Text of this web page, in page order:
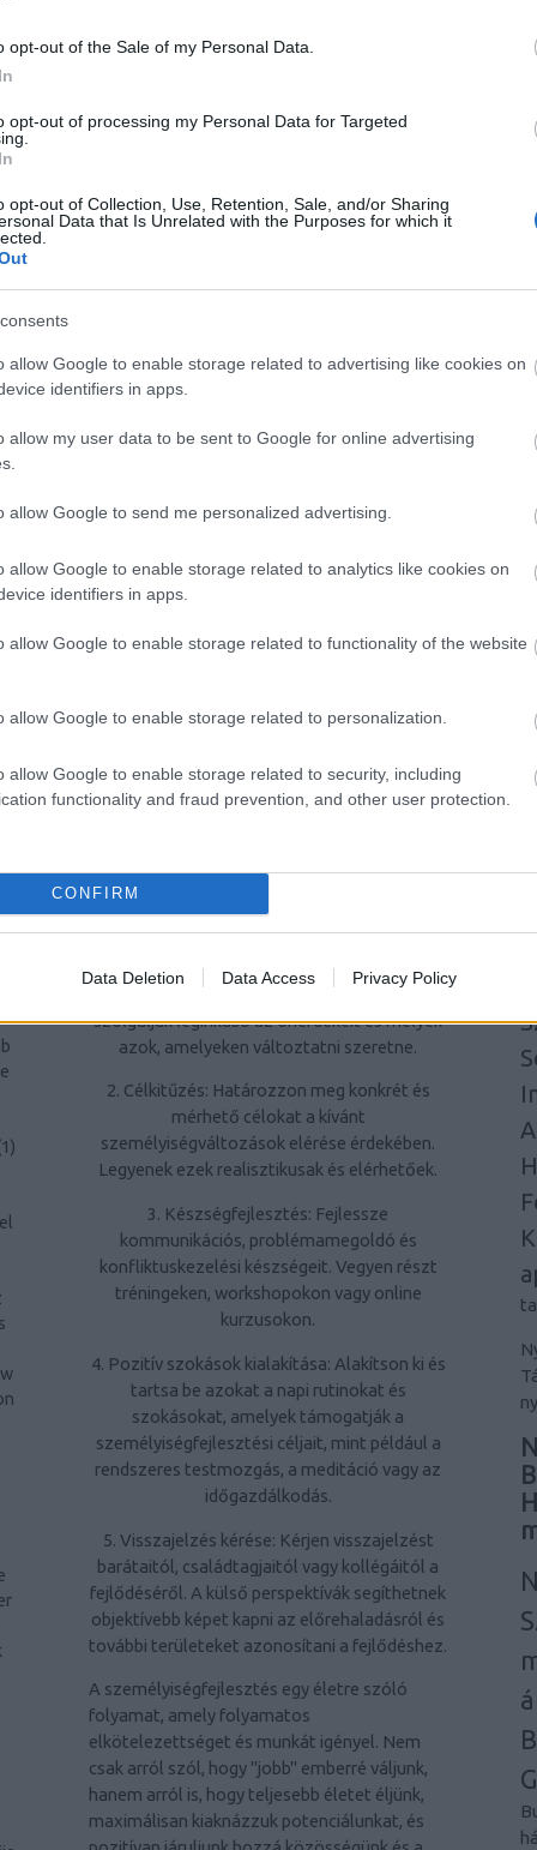
opt-out of the Sale of my Personal Data.
opt-out of processing my Personal Data for Targeted
opt-out of Collection, Use, Retention, Sale, and/or Sharing
Data that Is Unrelated with the Purposes for which it
allow Google to enable storage related to advertising like cookies on
identifiers in apps.
allow my user data to be sent to Google for online advertising
allow Google to send me personalized advertising.
allow Google to enable storage related to analytics like cookies on
identifiers in apps.
allow Google to enable storage related to functionality of the website
allow Google to enable storage related to personalization.
allow Google to enable storage related to security, including
functionality and fraud prevention, and other user protection.
CONFIRM
Data Deletion Data Access Privacy Policy
)
1)
1. Növekedett önismeret: A
saját magukat, felismerjék erősségeiket és
2. Hatékonyabb kommunikáció: A
3. Jobb stresszkezelés: A
személyiségfejlesztési technikák, mint a
elsajátítása, segíthetnek az egyéneknek
személyiségfejlesztés segít az egyéneknek
abban, hogy optimistábbak legyenek, jobban
életükhöz, ami javítja általános
5. Személyes és szakmai siker: Az önbizalom
készségek és a hatékonyabb
problémamegoldó képességek hozzájárulnak
Hogyan kezdjünk hozzá a
átgondolja saját viselkedési mintáit, értékeit
és céljait. Ismerje fel, mely személyiségjegyek
szolgálják leginkább az önérdekeit és melyek
azok, amelyeken változtatni szeretne.
2. Célkitűzés: Határozzon meg konkrét és
mérhető célokat a kívánt
személyiségváltozások elérése érdekében.
Legyenek ezek realisztikusak és elérhetőek.
3. Készségfejlesztés: Fejlessze
kommunikációs, problémamegoldó és
konfliktuskezelési készségeit. Vegyen részt
tréningeken, workshopokon vagy online
kurzusokon.
4. Pozitív szokások kialakítása: Alakítson ki és
tartsa be azokat a napi rutinokat és
szokásokat, amelyek támogatják a
személyiségfejlesztési céljait, mint például a
rendszeres testmozgás, a meditáció vagy az
időgazdálkodás.
5. Visszajelzés kérése: Kérjen visszajelzést
barátaitól, családtagjaitól vagy kollégáitól a
fejlődéséről. A külső perspektívák segíthetnek
objektívebb képet kapni az előrehaladásról és
további területeket azonosítani a fejlődéshez.
A személyiségfejlesztés egy életre szóló
folyamat, amely folyamatos
elkötelezettséget és munkát igényel. Nem
csak arról szól, hogy "jobb" emberré váljunk,
hanem arról is, hogy teljesebb életet éljünk,
maximálisan kiaknázzuk potenciálunkat, és